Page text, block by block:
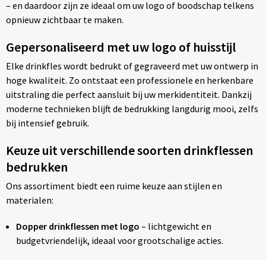
– en daardoor zijn ze ideaal om uw logo of boodschap telkens
opnieuw zichtbaar te maken.
Gepersonaliseerd met uw logo of huisstijl
Elke drinkfles wordt bedrukt of gegraveerd met uw ontwerp in
hoge kwaliteit. Zo ontstaat een professionele en herkenbare
uitstraling die perfect aansluit bij uw merkidentiteit. Dankzij
moderne technieken blijft de bedrukking langdurig mooi, zelfs
bij intensief gebruik.
Keuze uit verschillende soorten drinkflessen
bedrukken
Ons assortiment biedt een ruime keuze aan stijlen en
materialen:
Dopper drinkflessen met logo – lichtgewicht en
budgetvriendelijk, ideaal voor grootschalige acties.